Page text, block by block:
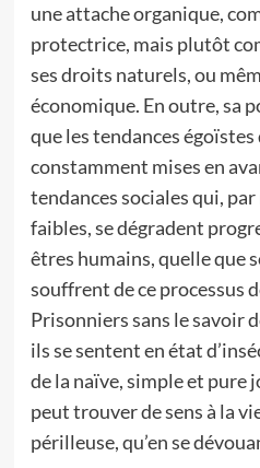
une attache organique,
protectrice, mais plutôt
ses droits naturels, ou
économique. En outre, sa
que les tendances
constamment mises en
tendances sociales qui,
faibles, se dégradent
êtres humains, quelle que
souffrent de ce processus
Prisonniers sans le savoir
ils se sentent en état
de la naïve, simple et pure
peut trouver de sens à la
périlleuse, qu’en se